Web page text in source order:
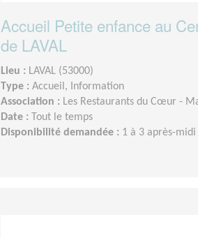
Accueil Petite enfance au
de LAVAL
Lieu : LAVAL (53000)
Type : Accueil, Information
Association : Les Restaurants du Cœur -
Date : Tout le temps
Disponibilité demandée : 1 à 3 après-